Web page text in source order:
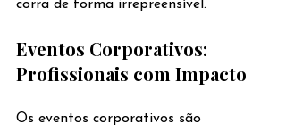
corra de forma irrepreensível.
Eventos Corporativos:
Profissionais com Impacto
Os eventos corporativos são